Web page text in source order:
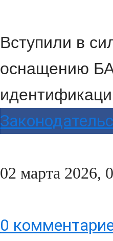
Вступили в
оснащению
02 марта 2026,
0